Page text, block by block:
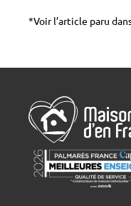
*Voir l’article paru